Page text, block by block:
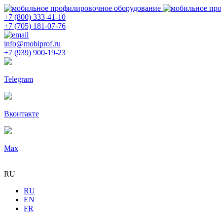
+7 (800) 333-41-10
+7 (705) 181-07-76
info@mobiprof.ru
+7 (939) 900-19-23
Telegram
Вконтакте
Max
RU
RU
EN
FR